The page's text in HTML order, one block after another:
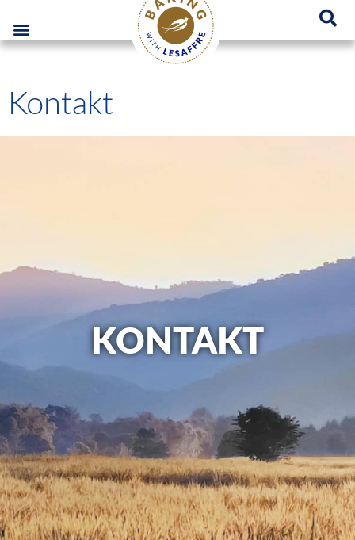
Lesaffre Polska – Miejsce innowacyjnych rozwiązań piekarniczych
GO
Kontakt
KONTAKT